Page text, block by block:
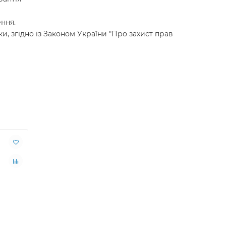
згідно із Законом України "Про захист прав